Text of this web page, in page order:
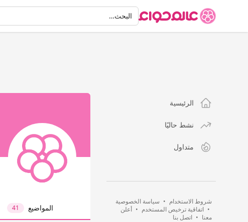
البحثالبحث…
الرئيسية
نشط حاليًا
متداول
شروط الاستخدام • سياسة الخصوصية
• اتفاقية ترخيص المستخدم • أعلن
معنا • اتصل بنا
المواضيع 41